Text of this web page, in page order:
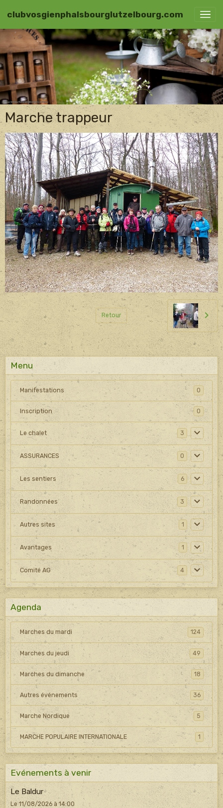
clubvosgienphalsbourglutzelbourg.com
Marche trappeur
Retour
Menu
Manifestations 0
Inscription 0
Le chalet 3
ASSURANCES 0
Les sentiers 6
Randonnées 3
Autres sites 1
Avantages 1
Comité AG 4
Agenda
Marches du mardi 124
Marches du jeudi 49
Marches du dimanche 18
Autres événements 36
Marche Nordique 5
MARCHE POPULAIRE INTERNATIONALE 1
Evénements à venir
Le Baldur
Le 11/08/2026 à 14:00